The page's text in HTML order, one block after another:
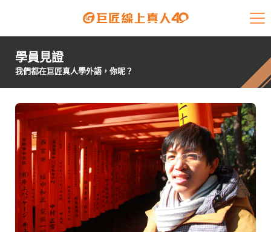
課程介紹
開課查詢
師資陣容
學員故事
免費資源
企業客戶
學員見證
我們都在巨匠真人學外語，你呢？